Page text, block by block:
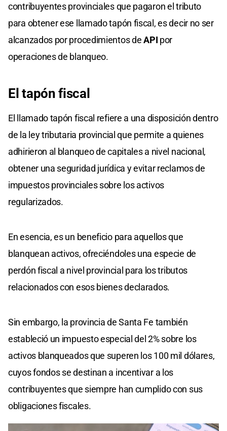
contribuyentes provinciales que pagaron el tributo
para obtener ese llamado tapón fiscal, es decir no ser
alcanzados por procedimientos deAPI por
operaciones de blanqueo.
El tapón fiscal
El llamado tapón fiscal refiere a una disposición dentro
de la ley tributaria provincial que permite a quienes
adhirieron al blanqueo de capitales a nivel nacional,
obtener una seguridad jurídica y evitar reclamos de
impuestos provinciales sobre los activos
regularizados.
En esencia, es un beneficio para aquellos que
blanquean activos, ofreciéndoles una especie de
perdón fiscal a nivel provincial para los tributos
relacionados con esos bienes declarados.
Sin embargo, la provincia de Santa Fe también
estableció un impuesto especial del 2% sobre los
activos blanqueados que superen los 100 mil dólares,
cuyos fondos se destinan a incentivar a los
contribuyentes que siempre han cumplido con sus
obligaciones fiscales.